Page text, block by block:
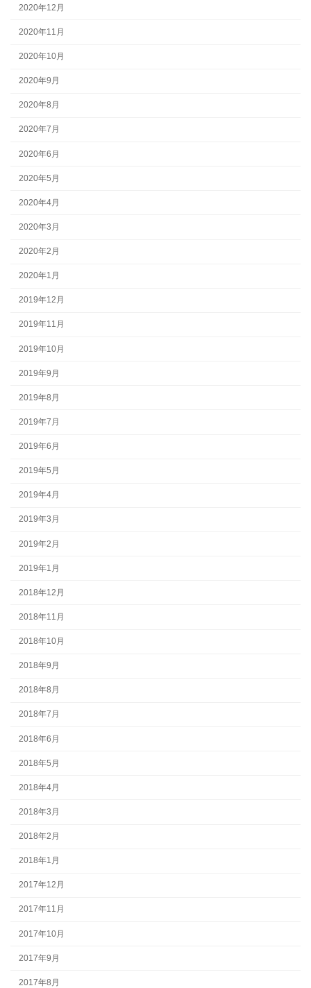
2020年12月
2020年11月
2020年10月
2020年9月
2020年8月
2020年7月
2020年6月
2020年5月
2020年4月
2020年3月
2020年2月
2020年1月
2019年12月
2019年11月
2019年10月
2019年9月
2019年8月
2019年7月
2019年6月
2019年5月
2019年4月
2019年3月
2019年2月
2019年1月
2018年12月
2018年11月
2018年10月
2018年9月
2018年8月
2018年7月
2018年6月
2018年5月
2018年4月
2018年3月
2018年2月
2018年1月
2017年12月
2017年11月
2017年10月
2017年9月
2017年8月